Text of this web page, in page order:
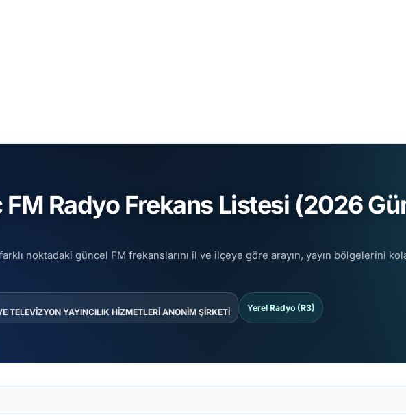
FM Radyo Frekans Listesi (2026
noktadaki güncel FM frekanslarını il ve ilçeye göre arayın, yayın bölgelerini
TELEVİZYON YAYINCILIK HİZMETLERİ ANONİM ŞİRKETİ Yerel Radyo (R3)